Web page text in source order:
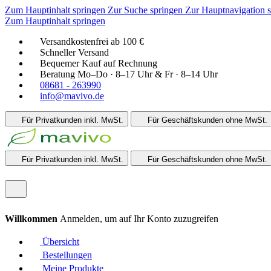
Zum Hauptinhalt springen Zur Suche springen Zur Hauptnavigation
Zum Hauptinhalt springen
Versandkostenfrei ab 100 €
Schneller Versand
Bequemer Kauf auf Rechnung
Beratung Mo–Do · 8–17 Uhr & Fr · 8–14 Uhr
08681 - 263990
info@mavivo.de
Für Privatkunden inkl. MwSt. Für Geschäftskunden ohne MwSt.
Für Privatkunden inkl. MwSt. Für Geschäftskunden ohne MwSt.
Willkommen Anmelden, um auf Ihr Konto zuzugreifen
Übersicht
Bestellungen
Meine Produkte